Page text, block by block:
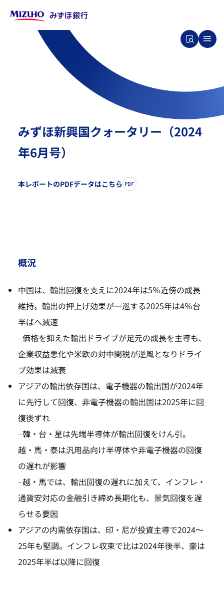
みずほ新興国クォータリー（2024
年6月号）
本レポートのPDFデータはこちら
概況
中国は、輸出回復を支えに2024年は5％近傍の成長
維持。輸出の押上げ効果が一巡する2025年は4％台
半ばへ減速
–価格を抑えた輸出ドライブが足元の成長を主導も､
企業収益悪化や米欧の対中関税が逆風となりドライ
ブ効果は減衰
アジアの輸出依存国は、電子機器の輸出国が2024年
に先行して回復、非電子機器の輸出国は2025年に回
復後ずれ
–韓・台・星は先端半導体が輸出回復をけん引。
越・馬・泰は汎用品向け半導体や非電子機器の回復
の遅れが影響
–越・馬では、輸出回復の遅れに加えて、インフレ・
通貨安対応の金融引き締め長期化も、景気回復を遅
らせる要因
アジアの内需依存国は、印・尼が投資主導で2024～
25年も堅調。インフレ収束で比は2024年後半、豪は
2025年半ば以降に回復